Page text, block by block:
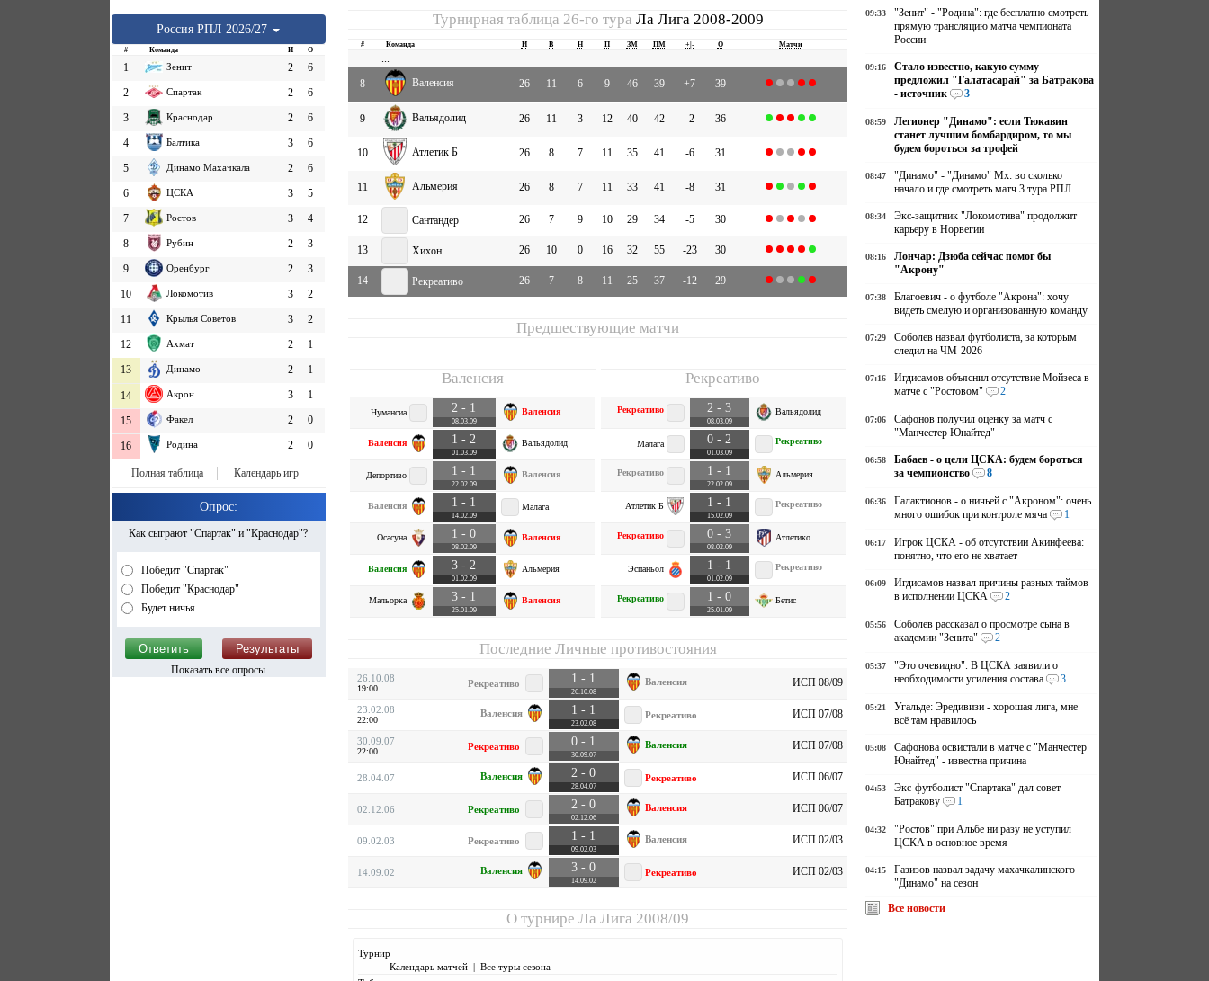
Россия РПЛ 2026/27
# Команда И О
1 Зенит 2
6
2
Спартак 2
6
3
Краснодар 2
6
4
Балтика 3
6
5
Динамо Махачкала 2
6
6
ЦСКА 3
5
7
Ростов 3
4
8
Рубин 2
3
9
Оренбург 2
3
10
Локомотив 3
2
11
Крылья Советов 3
2
12
Ахмат 2
1
13
Динамо 2 1
14 Акрон 3 1
15 Факел 2 0
16 Родина 2 0
Полная таблица Календарь игр
Опрос:
Как сыграют "Спартак" и "Краснодар"?
Победит "Спартак"
Победит "Краснодар"
Будет ничья
Показать все опросы
Турнирная таблица 26-го тура Ла Лига 2008-2009
# Команда И В Н П ЗМ ПМ +|- О Матчи
...
8
Валенсия 26 11 6 9 46 39 +7 39
9 Вальядолид 26 11 3 12 40 42 -2 36
10 Атлетик Б 26 8 7 11 35 41 -6 31
11 Альмерия 26 8 7 11 33 41 -8 31
12 Сантандер 26 7 9 10 29 34 -5 30
13 Хихон 26 10 0 16 32 55 -23 30
14 Рекреативо 26 7 8 11 25 37 -12 29
Предшествующие матчи
Валенсия
Нумансиа 2 - 1
08.03.09
Валенсия
Валенсия 1 - 2
01.03.09
Вальядолид
Депортиво 1 - 1
22.02.09
Валенсия
Валенсия 1 - 1
14.02.09
Малага
Осасуна 1 - 0
08.02.09
Валенсия
Валенсия 3 - 2
01.02.09
Альмерия
Мальорка 3 - 1
25.01.09
Валенсия
Рекреативо
Рекреативо 2 - 3
08.03.09
Вальядолид
Малага 0 - 2
01.03.09
Рекреативо
Рекреативо 1 - 1
22.02.09
Альмерия
Атлетик Б 1 - 1
15.02.09
Рекреативо
Рекреативо 0 - 3
08.02.09
Атлетико
Эспаньол 1 - 1
01.02.09
Рекреативо
Рекреативо 1 - 0
25.01.09
Бетис
Последние Личные противостояния
26.10.08
19:00 Рекреативо 1 - 1
26.10.08
Валенсия ИСП 08/09
23.02.08
22:00
Валенсия 1 - 1
23.02.08
Рекреативо ИСП 07/08
30.09.07
22:00 Рекреативо 0 - 1
30.09.07
Валенсия ИСП 07/08
28.04.07 Валенсия 2 - 0
28.04.07
Рекреативо ИСП 06/07
02.12.06 Рекреативо 2 - 0
02.12.06
Валенсия ИСП 06/07
09.02.03 Рекреативо 1 - 1
09.02.03
Валенсия ИСП 02/03
14.09.02 Валенсия 3 - 0
14.09.02
Рекреативо ИСП 02/03
О турниреЛа Лига 2008/09
Турнир
Календарь матчей| Все туры сезона
09:33
"Зенит" - "Родина": где бесплатно смотреть
прямую трансляцию матча чемпионата
России
09:16
Стало известно, какую сумму
предложил "Галатасарай" за Батракова
- источник
3
08:59
Легионер "Динамо": если Тюкавин
станет лучшим бомбардиром, то мы
будем бороться за трофей
08:47
"Динамо" - "Динамо" Мх: во сколько
начало и где смотреть матч 3 тура РПЛ
08:34
Экс-защитник "Локомотива" продолжит
карьеру в Норвегии
08:16
Лончар: Дзюба сейчас помог бы
"Акрону"
07:38
Благоевич - о футболе "Акрона": хочу
видеть смелую и организованную команду
07:29
Соболев назвал футболиста, за которым
следил на ЧМ-2026
07:16
Игдисамов объяснил отсутствие Мойзеса в
матче с "Ростовом"
2
07:06
Сафонов получил оценку за матч с
"Манчестер Юнайтед"
06:58
Бабаев - о цели ЦСКА: будем бороться
за чемпионство
8
06:36
Галактионов - о ничьей с "Акроном": очень
много ошибок при контроле мяча
1
06:17
Игрок ЦСКА - об отсутствии Акинфеева:
понятно, что его не хватает
06:09
Игдисамов назвал причины разных таймов
в исполнении ЦСКА
2
05:56
Соболев рассказал о просмотре сына в
академии "Зенита"
2
05:37
"Это очевидно". В ЦСКА заявили о
необходимости усиления состава
3
05:21
Угальде: Эредивизи - хорошая лига, мне
всё там нравилось
05:08
Сафонова освистали в матче с "Манчестер
Юнайтед" - известна причина
04:53
Экс-футболист "Спартака" дал совет
Батракову
1
04:32
"Ростов" при Альбе ни разу не уступил
ЦСКА в основное время
04:15
Газизов назвал задачу махачкалинского
"Динамо" на сезон
Все новости